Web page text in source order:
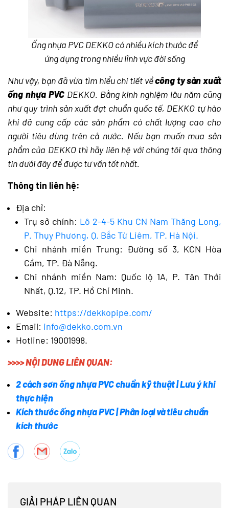
Ống nhựa PVC DEKKO có nhiều kích thước để
ứng dụng trong nhiều lĩnh vực đời sống
Như vậy, bạn đã vừa tìm hiểu chi tiết vềcông ty sản xuất
ống nhựa PVCDEKKO. Bằng kinh nghiệm lâu năm cũng
như quy trình sản xuất đạt chuẩn quốc tế, DEKKO tự hào
khi đã cung cấp các sản phẩm có chất lượng cao cho
người tiêu dùng trên cả nước. Nếu bạn muốn mua sản
phẩm của DEKKO thì hãy liên hệ với chúng tôi qua thông
tin dưới đây để được tư vấn tốt nhất.
Thông tin liên hệ:
Địa chỉ:
Trụ sở chính: Lô 2-4-5 Khu CN Nam Thăng Long,
P. Thụy Phương, Q. Bắc Từ Liêm, TP. Hà Nội.
Chi nhánh miền Trung: Đường số 3, KCN Hòa
Cầm, TP. Đà Nẵng.
Chi nhánh miền Nam: Quốc lộ 1A, P. Tân Thới
Nhất, Q.12, TP. Hồ Chí Minh.
Website: https://dekkopipe.com/
Email: info@dekko.com.vn
Hotline: 19001998.
>>>> NỘI DUNG LIÊN QUAN:
2 cách sơn ống nhựa PVC chuẩn kỹ thuật | Lưu ý khi
thực hiện
Kích thước ống nhựa PVC | Phân loại và tiêu chuẩn
kích thước
GIẢI PHÁP LIÊN QUAN